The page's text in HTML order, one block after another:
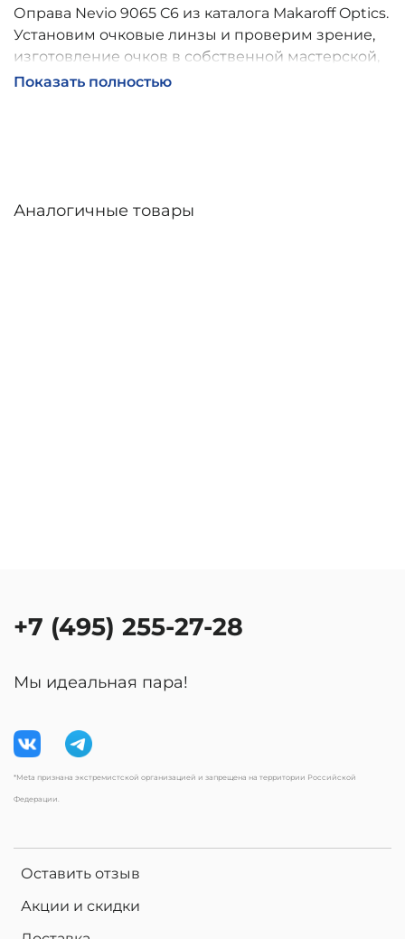
Оправа Nevio 9065 C6 из каталога Makaroff Optics.
Установим очковые линзы и проверим зрение,
изготовление очков в собственной мастерской,
обычно 2–5 дней, индивидуальные линзы – до 30
Показать полностью
Аналогичные товары
Оставить отзыв
Акции и скидки
+7 (495) 255-27-28
Мы идеальная пара!
*Meta признана экстремистской организацией и запрещена на территории Российской
Федерации.